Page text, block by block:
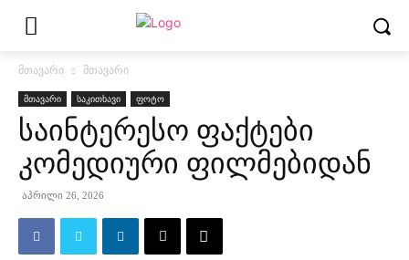
მთავარი მთავარი
მთავარი საკითხავი ფოტო
საინტერესო ფაქტები
კომედიური ფილმებიდან
აპრილი 26, 2026